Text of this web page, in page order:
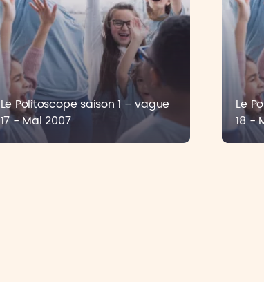
Le Politoscope saison 1 – vague
17 - Mai 2007
Le
18 -